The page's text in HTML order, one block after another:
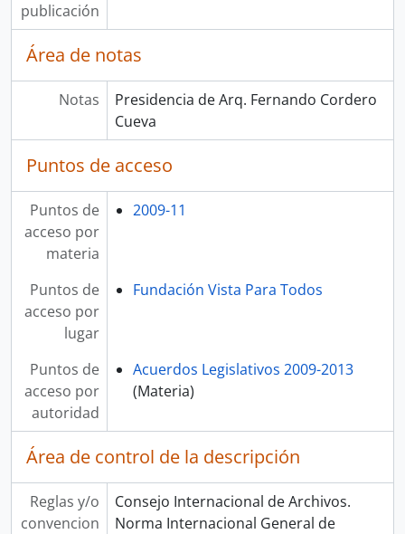
publicación
Área de notas
Notas
Presidencia de Arq. Fernando Cordero
Cueva
Puntos de acceso
Puntos de
acceso por
materia
2009-11
Puntos de
acceso por
lugar
Fundación Vista Para Todos
Puntos de
acceso por
autoridad
Acuerdos Legislativos 2009-2013
(Materia)
Área de control de la descripción
Reglas y/o
convencion
Consejo Internacional de Archivos.
Norma Internacional General de